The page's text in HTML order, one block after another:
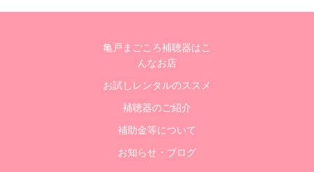
亀戸まごころ補聴器はこ
んなお店
お試しレンタルのススメ
補聴器のご紹介
補助金等について
お知らせ・ブログ